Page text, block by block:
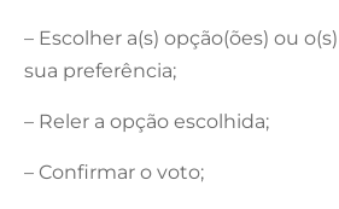
– Escolher a(s) opção(ões) ou
sua preferência;
– Reler a opção escolhida;
– Confirmar o voto;